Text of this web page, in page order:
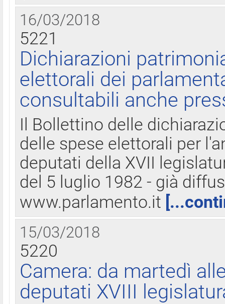
16/03/2018
5221
Dichiarazioni
elettorali dei
consultabili anche
Il Bollettino delle
delle spese elettorali per
deputati della XVII
del 5 luglio 1982 - già
www.parlamento.it
15/03/2018
5220
Camera: da martedì
deputati XVIII